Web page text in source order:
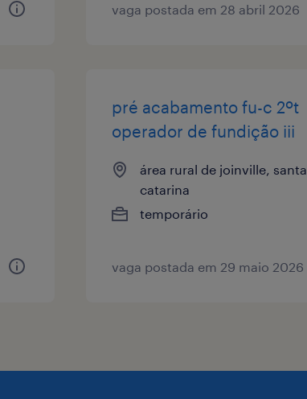
vaga postada em 28 abril 2026
pré acabamento fu-c 2ºt
operador de fundição iii
área rural de joinville, santa
catarina
temporário
vaga postada em 29 maio 2026